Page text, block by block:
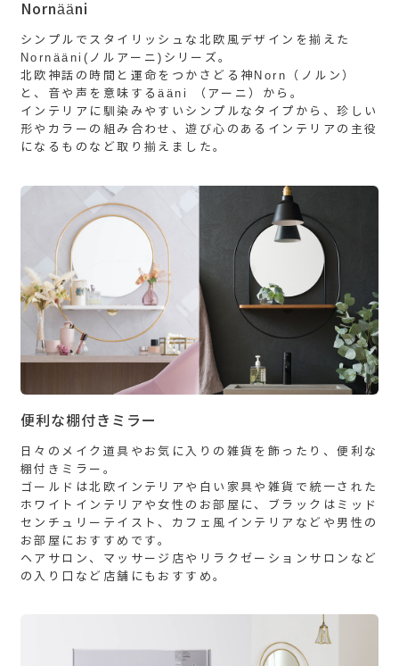
Nornääni
シンプルでスタイリッシュな北欧風デザインを揃えた
Nornääni(ノルアーニ)シリーズ。
北欧神話の時間と運命をつかさどる神Norn（ノルン）
と、音や声を意味するääni （アーニ）から。
インテリアに馴染みやすいシンプルなタイプから、珍しい
形やカラーの組み合わせ、遊び心のあるインテリアの主役
になるものなど取り揃えました。
便利な棚付きミラー
日々のメイク道具やお気に入りの雑貨を飾ったり、便利な
棚付きミラー。
ゴールドは北欧インテリアや白い家具や雑貨で統一された
ホワイトインテリアや女性のお部屋に、ブラックはミッド
センチュリーテイスト、カフェ風インテリアなどや男性の
お部屋におすすめです。
ヘアサロン、マッサージ店やリラクゼーションサロンなど
の入り口など店舗にもおすすめ。